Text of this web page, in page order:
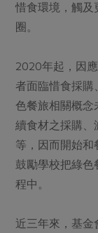
惜食環境，觸及
圈。
2020年起，因
者面臨惜食採購
色餐旅相關概念
續食材之採購、
等，因而開始和
鼓勵學校把綠色
程中。
近三年來，基金